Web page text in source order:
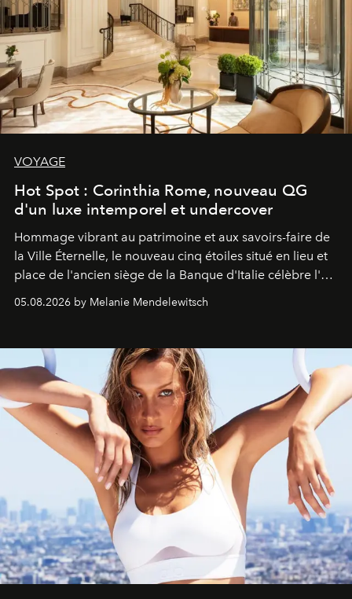
VOYAGE
Hot Spot : Corinthia Rome, nouveau QG
d'un luxe intemporel et undercover
Hommage vibrant au patrimoine et aux savoirs-faire de
la Ville Éternelle, le nouveau cinq étoiles situé en lieu et
place de l'ancien siège de la Banque d'Italie célèbre l'art
05.08.2026 by Melanie Mendelewitsch